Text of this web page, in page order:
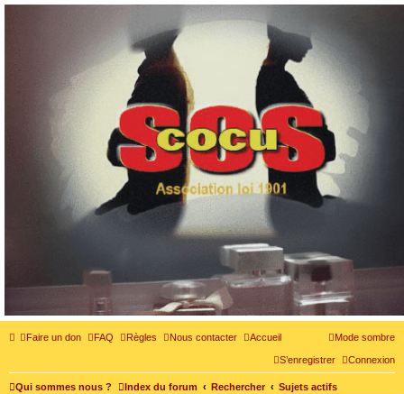
SOS cocu
SOS cocu est une association loi 1901 dont l'objet est le soutien aux victimes d'adultère.
Pouvoir parler, se confier, recevoir un soutien moral pour traverser une situation
personnelle douloureuse
Mode sombre
Faire un don FAQ Règles Nous contacter Accueil
Connexion
S’enregistrer
Qui sommes nous ? Index du forum Rechercher Sujets actifs